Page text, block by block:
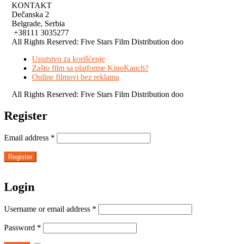
KONTAKT
Dečanska 2
Belgrade, Serbia
+38111 3035277
All Rights Reserved: Five Stars Film Distribution doo
Uputstvo za korišćenje
Zašto film sa platforme KinoKauch?
Online filmovi bez reklama
All Rights Reserved: Five Stars Film Distribution doo
Register
Email address *
Register
Login
Username or email address *
Password *